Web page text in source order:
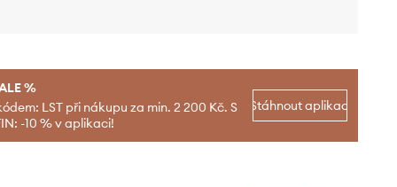
%
LST při nákupu za min. 2 200 Kč. S
-10 % v aplikaci!
Stáhnout aplikaci